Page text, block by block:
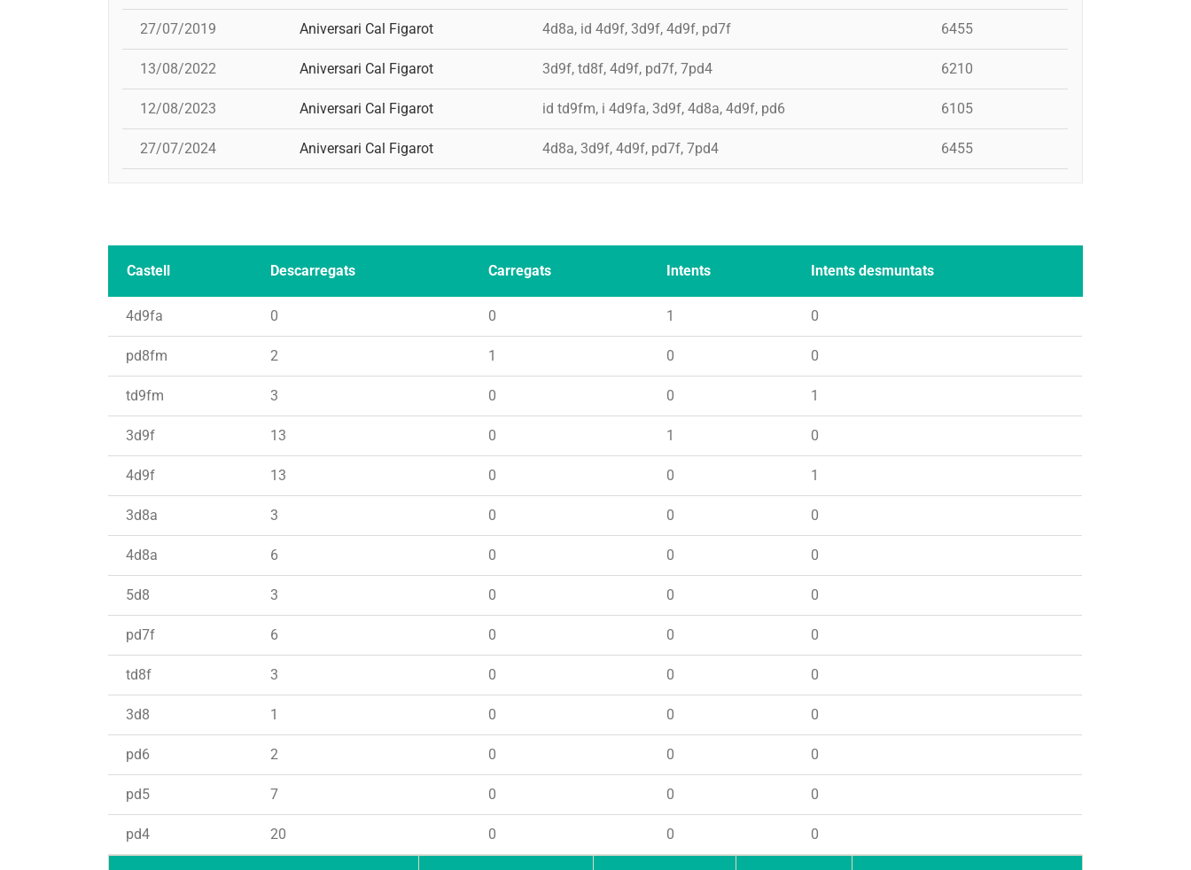
27/07/2019 Aniversari Cal Figarot 4d8a, id 4d9f, 3d9f, 4d9f, pd7f 6455
13/08/2022 Aniversari Cal Figarot 3d9f, td8f, 4d9f, pd7f, 7pd4 6210
12/08/2023 Aniversari Cal Figarot id td9fm, i 4d9fa, 3d9f, 4d8a, 4d9f, pd6 6105
27/07/2024 Aniversari Cal Figarot 4d8a, 3d9f, 4d9f, pd7f, 7pd4 6455
Castell Descarregats Carregats Intents Intents desmuntats
4d9fa 0 0 1 0
pd8fm 2 1 0 0
td9fm 3 0 0 1
3d9f 13 0 1 0
4d9f 13 0 0 1
3d8a 3 0 0 0
4d8a 6 0 0 0
5d8 3 0 0 0
pd7f 6 0 0 0
td8f 3 0 0 0
3d8 1 0 0 0
pd6 2 0 0 0
pd5 7 0 0 0
pd4 20 0 0 0